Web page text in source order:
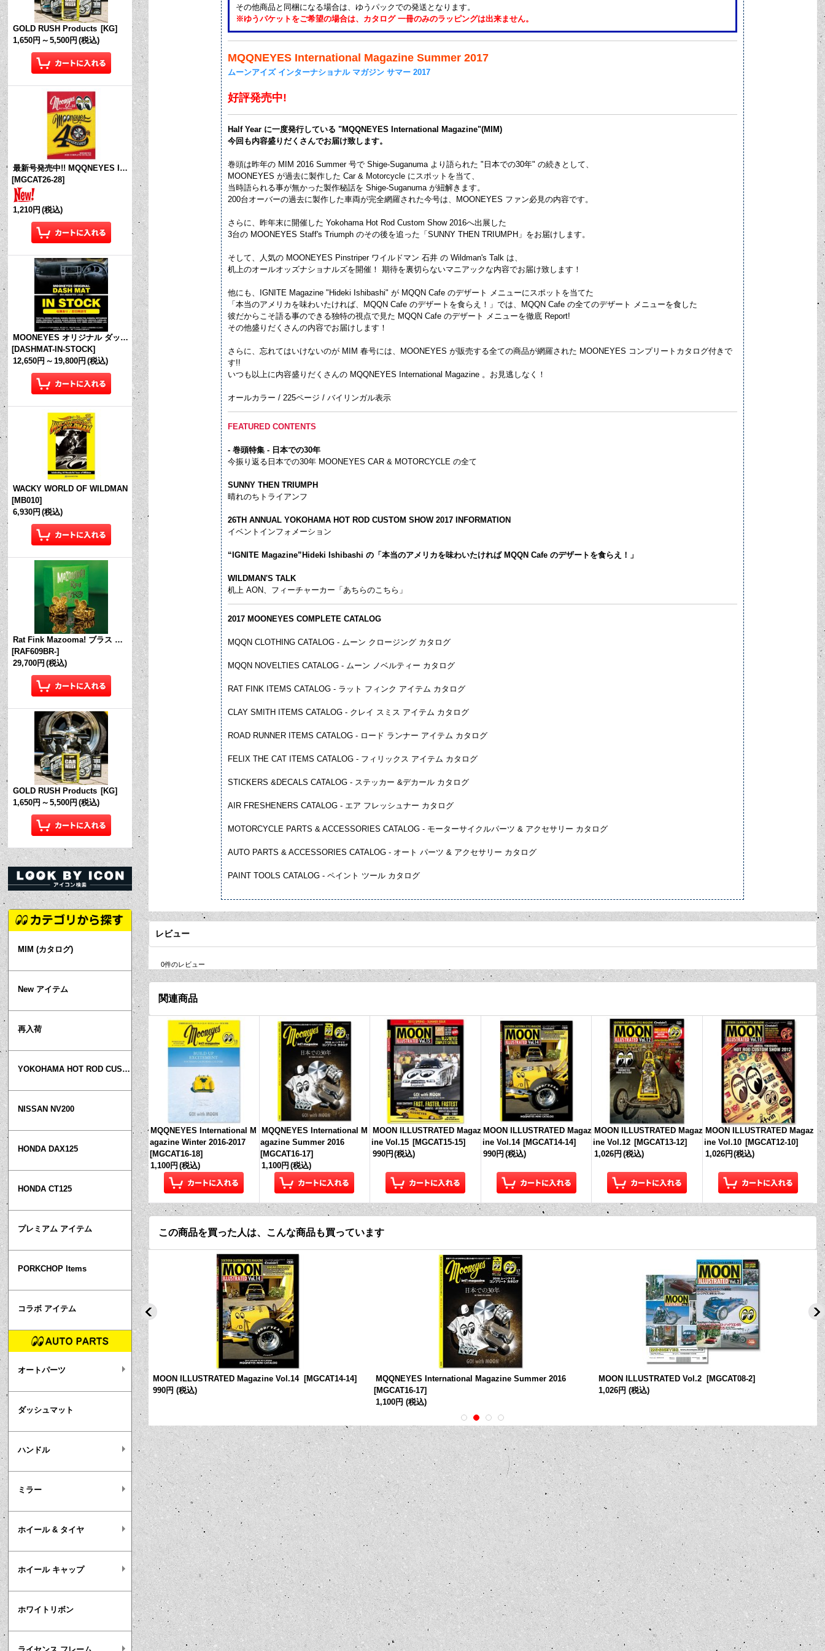
GOLD RUSH Products [KG]
1,650円 ～ 5,500円 (税込)
最新号発売中!! MQQNEYES International Magazine No.28 2026
[MGCAT26-28]
1,210円 (税込)
MOONEYES オリジナル ダッシュマット (in Stock!)
[DASHMAT-IN-STOCK]
12,650円 ～ 19,800円 (税込)
WACKY WORLD OF WILDMAN
[MB010]
6,930円 (税込)
Rat Fink Mazooma! ブラス リング
[RAF609BR-]
29,700円 (税込)
GOLD RUSH Products [KG]
1,650円 ～ 5,500円 (税込)
MIM (カタログ)
New アイテム
再入荷
YOKOHAMA HOT ROD CUSTOM SHOW
NISSAN NV200
HONDA DAX125
HONDA CT125
プレミアム アイテム
PORKCHOP Items
コラボ アイテム
オートパーツ
ダッシュマット
ハンドル
ミラー
ホイール & タイヤ
ホイール キャップ
ホワイトリボン
その他商品と同梱になる場合は、ゆうパックでの発送となります。
※ゆうパケットをご希望の場合は、カタログ 一冊のみのラッピングは出来ません。
MQQNEYES International Magazine Summer 2017
ムーンアイズ インターナショナル マガジン サマー 2017
好評発売中!
Half Year に一度発行している "MQQNEYES International Magazine"(MIM)
今回も内容盛りだくさんでお届け致します。
巻頭は昨年の MIM 2016 Summer 号で Shige-Suganuma より語られた "日本での30年" の続きとして、
MOONEYES が過去に製作した Car & Motorcycle にスポットを当て、
当時語られる事が無かった製作秘話を Shige-Suganuma が紐解きます。
200台オーバーの過去に製作した車両が完全網羅された今号は、MOONEYES ファン必見の内容です。
さらに、昨年末に開催した Yokohama Hot Rod Custom Show 2016へ出展した
3台の MOONEYES Staff's Triumph のその後を追った「SUNNY THEN TRIUMPH」をお届けします。
そして、人気の MOONEYES Pinstriper ワイルドマン 石井 の Wildman's Talk は、
机上のオールオッズナショナルズを開催！ 期待を裏切らないマニアックな内容でお届け致します！
他にも、IGNITE Magazine "Hideki Ishibashi" が MQQN Cafe のデザート メニューにスポットを当てた
「本当のアメリカを味わいたければ、MQQN Cafe のデザートを食らえ！」では、MQQN Cafe の全てのデザート メニューを食した
彼だからこそ語る事のできる独特の視点で見た MQQN Cafe のデザート メニューを徹底 Report!
その他盛りだくさんの内容でお届けします！
さらに、忘れてはいけないのが MIM 春号には、MOONEYES が販売する全ての商品が網羅された MOONEYES コンプリートカタログ付きで
す!!
いつも以上に内容盛りだくさんの MQQNEYES International Magazine 。お見逃しなく！
オールカラー / 225ページ / バイリンガル表示
FEATURED CONTENTS
- 巻頭特集 - 日本での30年
今振り返る日本での30年 MOONEYES CAR & MOTORCYCLE の全て
SUNNY THEN TRIUMPH
晴れのちトライアンフ
26TH ANNUAL YOKOHAMA HOT ROD CUSTOM SHOW 2017 INFORMATION
イベントインフォメーション
“IGNITE Magazine”Hideki Ishibashi の「本当のアメリカを味わいたければ MQQN Cafe のデザートを食らえ！」
WILDMAN'S TALK
机上 AON、フィーチャーカー「あちらのこちら」
2017 MOONEYES COMPLETE CATALOG
MQQN CLOTHING CATALOG - ムーン クロージング カタログ
MQQN NOVELTIES CATALOG - ムーン ノベルティー カタログ
RAT FINK ITEMS CATALOG - ラット フィンク アイテム カタログ
CLAY SMITH ITEMS CATALOG - クレイ スミス アイテム カタログ
ROAD RUNNER ITEMS CATALOG - ロード ランナー アイテム カタログ
FELIX THE CAT ITEMS CATALOG - フィリックス アイテム カタログ
STICKERS &DECALS CATALOG - ステッカー &デカール カタログ
AIR FRESHENERS CATALOG - エア フレッシュナー カタログ
MOTORCYCLE PARTS & ACCESSORIES CATALOG - モーターサイクルパーツ & アクセサリー カタログ
AUTO PARTS & ACCESSORIES CATALOG - オート パーツ & アクセサリー カタログ
PAINT TOOLS CATALOG - ペイント ツール カタログ
レビュー
0件のレビュー
関連商品
MQQNEYES International M
agazine Winter 2016-2017
[MGCAT16-18]
1,100円 (税込)
MQQNEYES International M
agazine Summer 2016
[MGCAT16-17]
1,100円 (税込)
MOON ILLUSTRATED Magaz
ine Vol.15 [MGCAT15-15]
990円 (税込)
MOON ILLUSTRATED Magaz
ine Vol.14 [MGCAT14-14]
990円 (税込)
MOON ILLUSTRATED Magaz
ine Vol.12 [MGCAT13-12]
1,026円 (税込)
MOON ILLUSTRATED Magaz
ine Vol.10 [MGCAT12-10]
1,026円 (税込)
この商品を買った人は、こんな商品も買っています
Magazine Summer 2025 MOON ILLUSTRATED Magazine Vol.14 [MGCAT14-14]
990円 (税込)
MQQNEYES International Magazine Summer 2016
[MGCAT16-17]
1,100円 (税込)
MOON ILLUSTRATED Vol.2 [MGCAT08-2]
1,026円 (税込)